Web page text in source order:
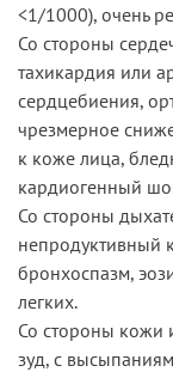
<1/1000), очень
Со стороны
тахикардия или
сердцебиения,
чрезмерное
к коже лица,
кардиогенный
Со стороны
непродуктивный
бронхоспазм,
легких.
Со стороны кожи
зуд, с